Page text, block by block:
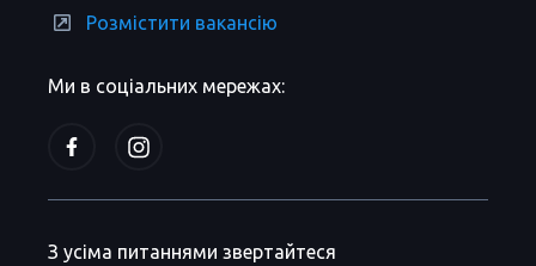
Ми в соціальних мережах:
Розмістити вакансію
З усіма питаннями звертайтеся